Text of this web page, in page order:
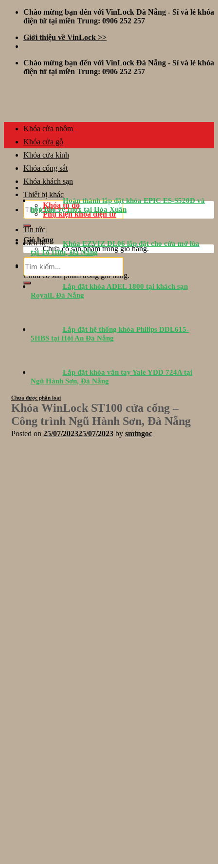
Skip
Chào mừng bạn đến với VinLock Đà Nẵng - Sỉ và lẻ khóa
điện tử tại miền Trung: 0906 252 257
Giới thiệu về VinLock >>
Chào mừng bạn đến với VinLock Đà Nẵng - Sỉ và lẻ khóa
điện tử tại miền Trung: 0906 252 257
Tìm
kiếm:
Giỏ hàng
Chưa có sản phẩm trong giỏ hàng.
Giỏ hàng
Chưa có sản phẩm trong giỏ hàng.
Khóa cửa nhôm
Khóa cửa gỗ
Khóa cửa kính
Khóa cổng sắt
Khóa khách sạn
Thiết bị khác
Khóa tủ đồ
Phụ kiện khóa điện tử
Tin tức
Liên hệ
Tìm
kiếm:
Hoàn thành lắp đặt khóa EPIC ES-S520D và
hộp bảo vệ Inox tại Hòa Xuân
Khóa EZVIZ DL06 lắp đặt cho cửa mở lùa
tại Tố Hữu, Đà Nẵng
Lắp đặt khóa ADEL 1800 tại khách sạn
RoyalL Đà Nẵng
Lắp đặt hệ thống khóa Philips DDL615-
5HBS tại Hội An Đà Nẵng
Lắp đặt khóa vân tay Yale YDD 724A tại
Ngũ Hành Sơn, Đà Nẵng
Chưa được phân loại
Khóa WinLock ST100 cửa cổng –
Công trình Ngũ Hành Sơn, Đà Nẵng
Posted on 25/07/202325/07/2023 by smtngoc